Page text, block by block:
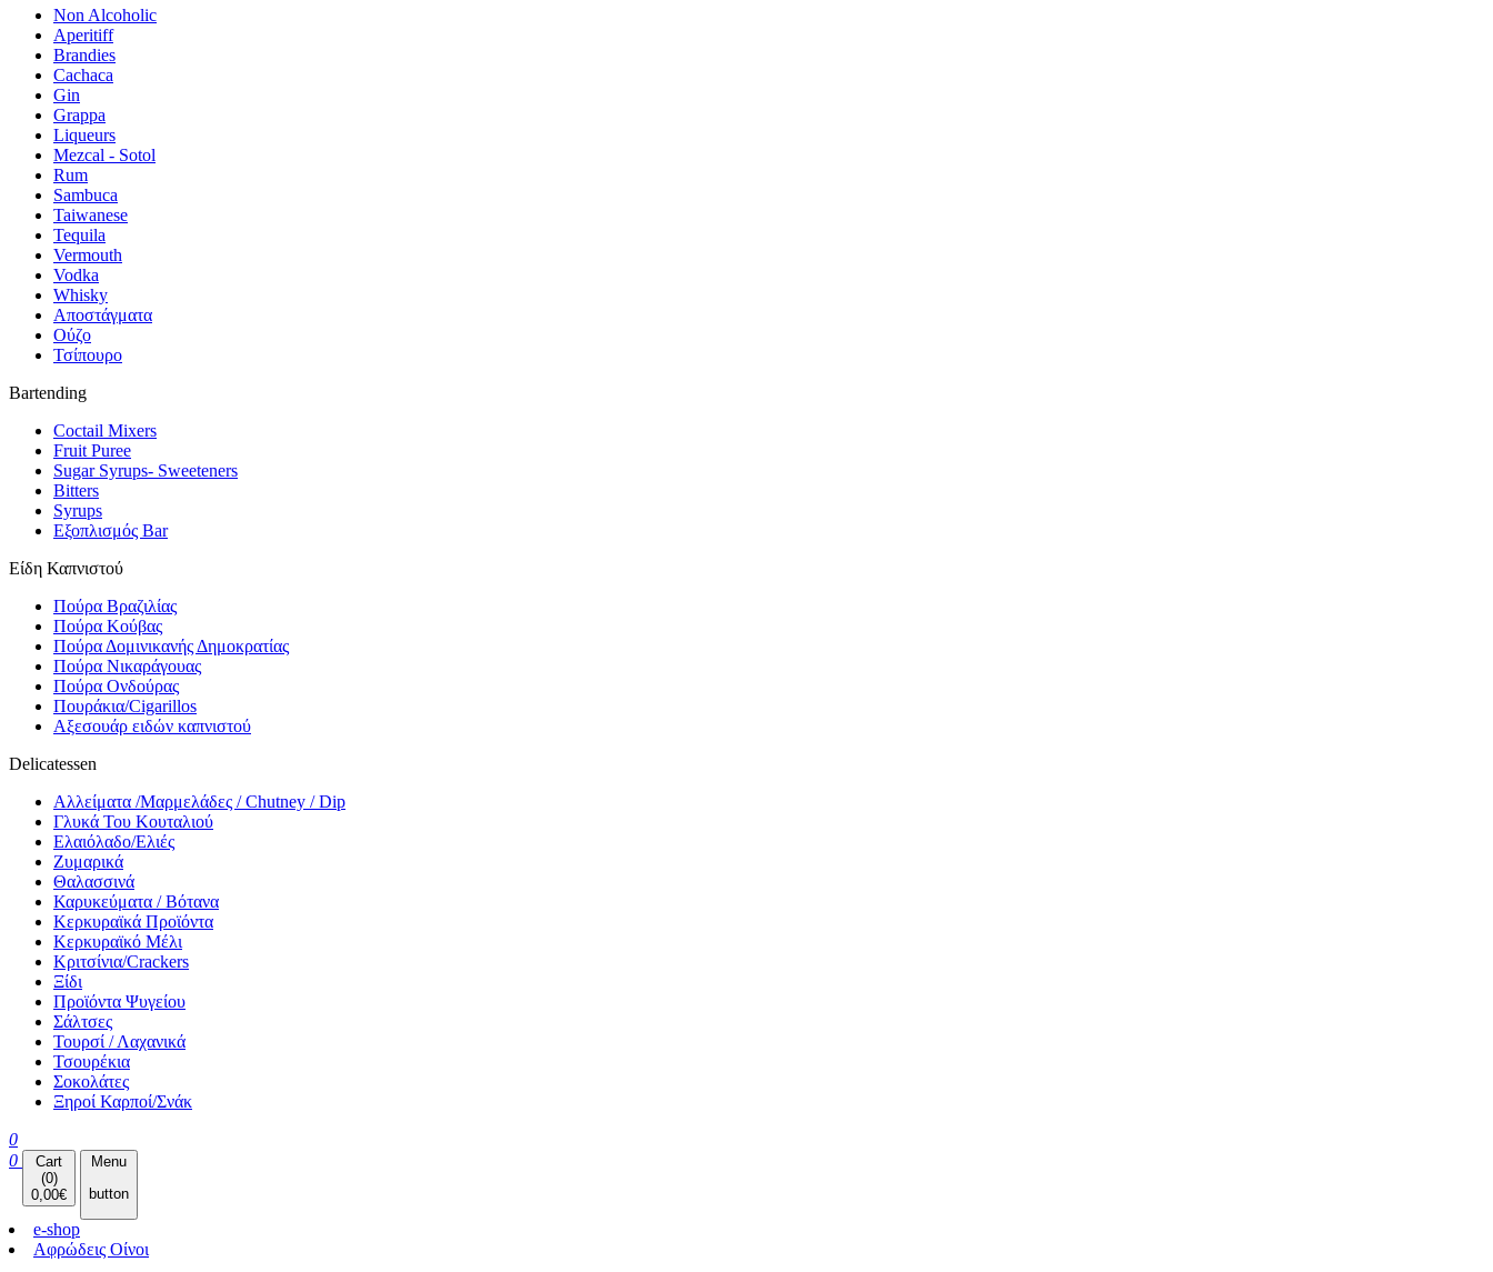
Non Alcoholic
Aperitiff
Brandies
Cachaca
Gin
Grappa
Liqueurs
Mezcal - Sotol
Rum
Sambuca
Taiwanese
Tequila
Vermouth
Vodka
Whisky
Αποστάγματα
Ούζο
Τσίπουρο
Bartending
Coctail Mixers
Fruit Puree
Sugar Syrups- Sweeteners
Bitters
Syrups
Εξοπλισμός Bar
Είδη Καπνιστού
Πούρα Βραζιλίας
Πούρα Κούβας
Πούρα Δομινικανής Δημοκρατίας
Πούρα Νικαράγουας
Πούρα Ονδούρας
Πουράκια/Cigarillos
Αξεσουάρ ειδών καπνιστού
Delicatessen
Αλλείματα /Μαρμελάδες / Chutney / Dip
Γλυκά Του Κουταλιού
Ελαιόλαδο/Ελιές
Ζυμαρικά
Θαλασσινά
Καρυκεύματα / Βότανα
Κερκυραϊκά Προϊόντα
Κερκυραϊκό Μέλι
Κριτσίνια/Crackers
Ξίδι
Προϊόντα Ψυγείου
Σάλτσες
Τουρσί / Λαχανικά
Τσουρέκια
Σοκολάτες
Ξηροί Καρποί/Σνάκ
0
0
Cart
(0)
0,00€
Menu
button
e-shop
Αφρώδεις Οίνοι